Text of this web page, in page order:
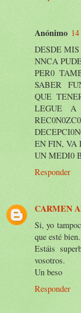
Anónimo
DESDE
NNCA
PER0
SABER
QUE
LEGUE
EN FIN, VA
UN MEDI0
Responder
CARMEN
Si, yo
que esté
Estáis
vosotros.
Un beso
Responder